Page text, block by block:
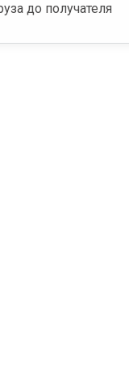
до получателя